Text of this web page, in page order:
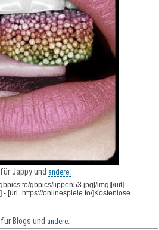
Jappy und andere:
Blogs und andere: